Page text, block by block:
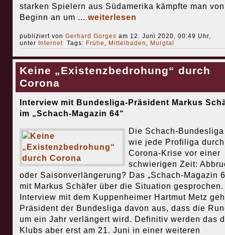
starken Spielern aus Südamerika kämpfte man von
Beginn an um ... weiterlesen
publiziert von Gerhard Gorges am 12. Juni 2020, 00:49 Uhr,
unter
InternetTags: Frühe , Mittelbaden , Murgtal
Keine „Existenzbedrohung“ durch
Corona
Interview mit Bundesliga-Präsident Markus
im „Schach-Magazin 64“
Die Schach-
wie jede Profiliga
Corona-Krise vor einer
schwierigen Zeit:
oder Saisonverlängerung? Das „Schach-Magazin
mit Markus Schäfer über die Situation gesprochen.
Interview mit dem Kuppenheimer Hartmut Metz
Präsident der Bundesliga davon aus, dass die
um ein Jahr verlängert wird. Definitiv werden das
Klubs aber erst am 21. Juni in einer weiteren